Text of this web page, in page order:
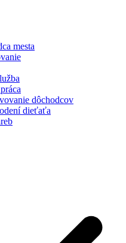
mesta
dôchodcov
dieťaťa